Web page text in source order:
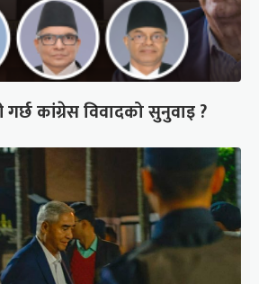
कांग्रेस विवादको सुनुवाइ ?